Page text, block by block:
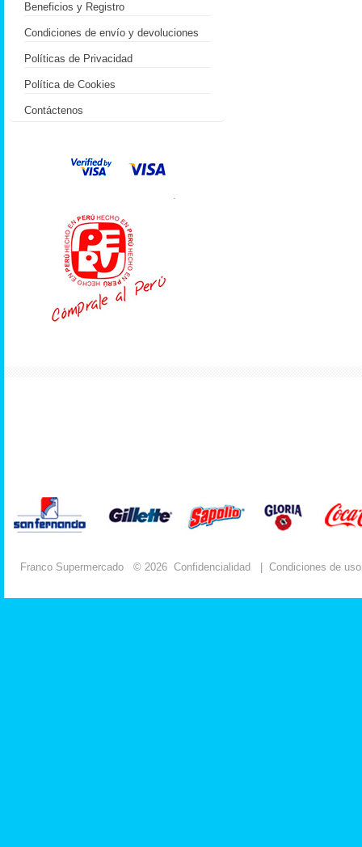
Beneficios y Registro
Condiciones de envío y devoluciones
Políticas de Privacidad
Política de Cookies
Contáctenos
.
Franco Supermercado © 2026 Confidencialidad Condiciones de uso